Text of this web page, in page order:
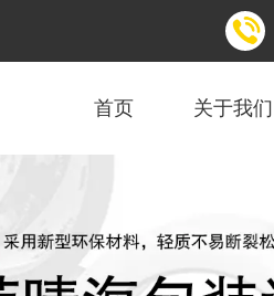
首页 关于我们